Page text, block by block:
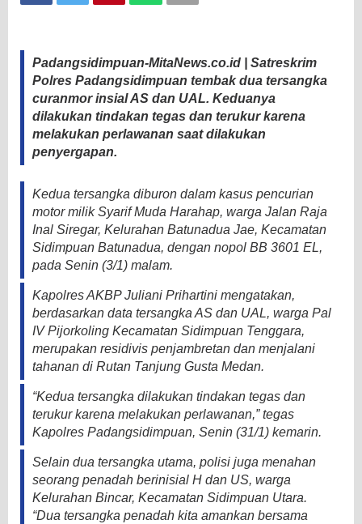
Padangsidimpuan-MitaNews.co.id | Satreskrim
Polres Padangsidimpuan tembak dua tersangka
curanmor insial AS dan UAL. Keduanya
dilakukan tindakan tegas dan terukur karena
melakukan perlawanan saat dilakukan
penyergapan.
Kedua tersangka diburon dalam kasus pencurian
motor milik Syarif Muda Harahap, warga Jalan Raja
Inal Siregar, Kelurahan Batunadua Jae, Kecamatan
Sidimpuan Batunadua, dengan nopol BB 3601 EL,
pada Senin (3/1) malam.
Kapolres AKBP Juliani Prihartini mengatakan,
berdasarkan data tersangka AS dan UAL, warga Pal
IV Pijorkoling Kecamatan Sidimpuan Tenggara,
merupakan residivis penjambretan dan menjalani
tahanan di Rutan Tanjung Gusta Medan.
“Kedua tersangka dilakukan tindakan tegas dan
terukur karena melakukan perlawanan,” tegas
Kapolres Padangsidimpuan, Senin (31/1) kemarin.
Selain dua tersangka utama, polisi juga menahan
seorang penadah berinisial H dan US, warga
Kelurahan Bincar, Kecamatan Sidimpuan Utara.
“Dua tersangka penadah kita amankan bersama